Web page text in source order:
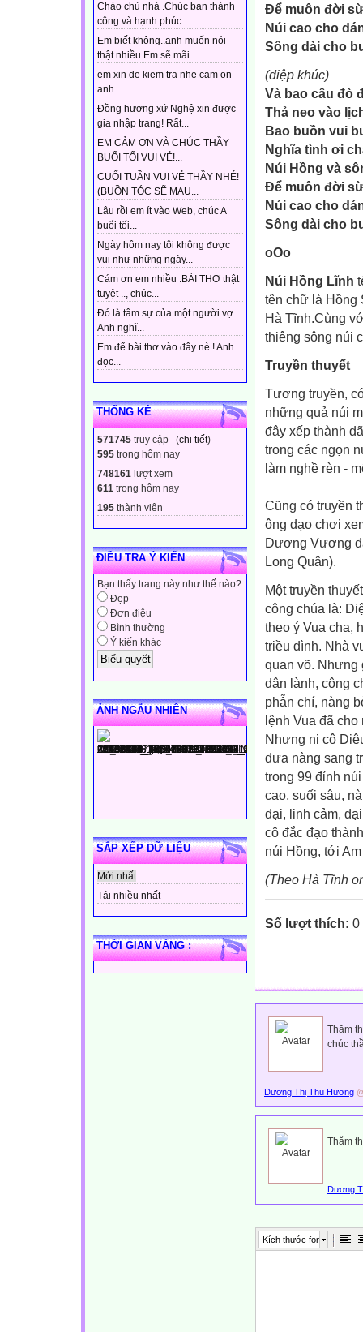
Chào chủ nhà .Chúc bạn thành
công và hạnh phúc....
Em biết không..anh muốn nói
thật nhiều Em sẽ mãi...
em xin de kiem tra nhe cam on
anh...
Đồng hương xứ Nghệ xin được
gia nhập trang! Rất...
EM CẢM ƠN VÀ CHÚC THẦY
BUỔI TỐI VUI VẺ!...
CUỐI TUẦN VUI VẺ THẦY NHÉ!
(BUỒN TÓC SẼ MAU...
Lâu rồi em ít vào Web, chúc A
buổi tối...
Ngày hôm nay tôi không được
vui như những ngày...
Cám ơn em nhiều .BÀI THƠ thật
tuyệt .., chúc...
Đó là tâm sự của một người vợ.
Anh nghĩ...
Em để bài thơ vào đây nè ! Anh
đọc...
THỐNG KÊ
571745 truy cập (chi tiết)
595 trong hôm nay
748161 lượt xem
611 trong hôm nay
195 thành viên
ĐIỀU TRA Ý KIẾN
Bạn thấy trang này như thế nào?
Đẹp
Đơn điệu
Bình thường
Ý kiến khác
ẢNH NGẪU NHIÊN
SẮP XẾP DỮ LIỆU
Mới nhất
Tải nhiều nhất
THỜI GIAN VÀNG :
Để muôn đời
Núi cao cho
Sông dài cho
(điệp khúc)
Và bao câu đò
Thả neo vào
Bao buồn vui
Nghĩa tình ơi
Núi Hồng và
Để muôn đời
Núi cao cho
Sông dài cho
oOo
Núi Hồng Lĩnh
tên chữ là Hồng
Hà Tĩnh.Cùng
thiêng sông núi
Truyền thuyết
Tương truyền,
những quả núi
đây xếp thành
trong các ngọn
làm nghề rèn -
Cũng có truyền
ông dạo chơi
Dương Vương
Long Quân).
Một truyền
công chúa là:
theo ý Vua cha,
triều đình. Nhà
quan võ. Nhưng
dân lành, công
phẫn chí, nàng
lệnh Vua đã
Nhưng ni cô
đưa nàng sang
trong 99 đỉnh
cao, suối sâu,
đại, linh cảm,
cô đắc đạo
núi Hồng, tới
(Theo Hà Tĩnh
Số lượt thích: 0
Thăm
chúc
Dương Thị Thu Hương
Thăm
Dương
Kích thước font